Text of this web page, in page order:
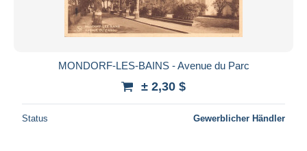
MONDORF-LES-BAINS - Avenue du Parc
± 2,30 $
Status Gewerblicher Händler